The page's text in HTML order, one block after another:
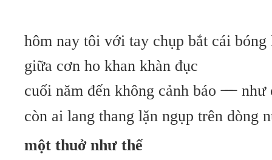
hôm nay tôi với tay chụp bắt cái
giữa cơn ho khan khàn đục
cuối năm đến không cảnh báo ̶ ̶ ̶ như
còn ai lang thang lặn ngụp trên dòng
một thuở như thế